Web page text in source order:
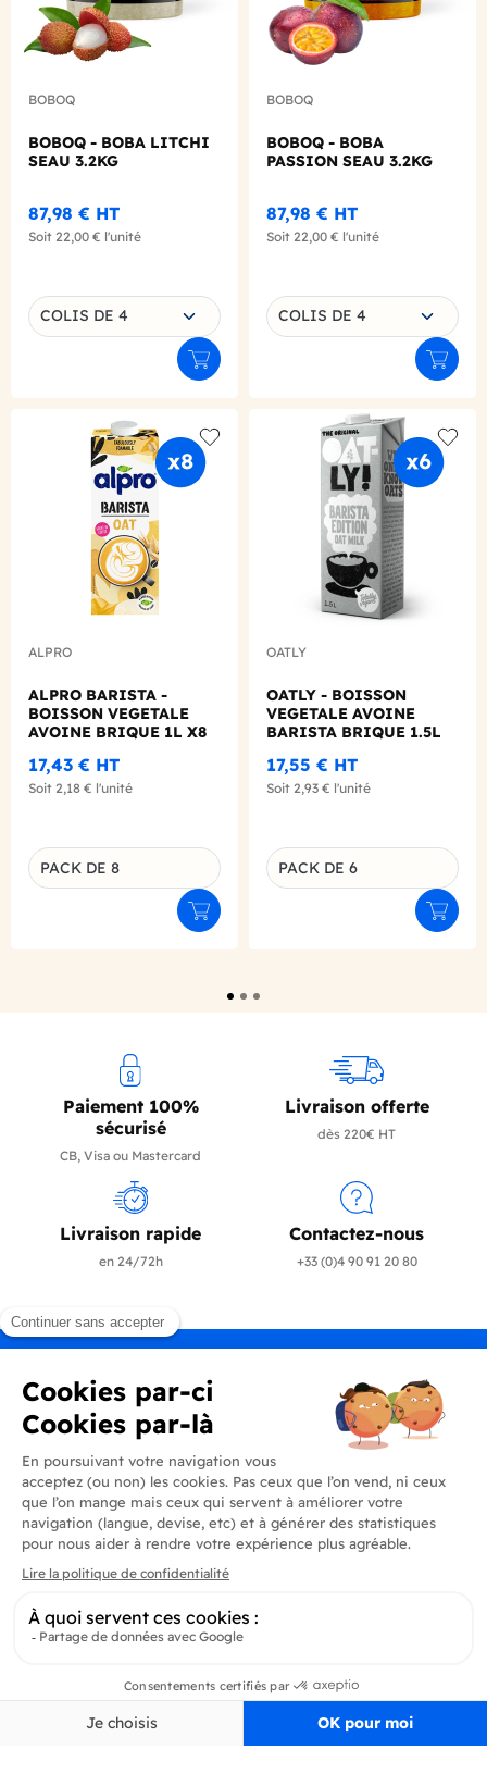
BOBOQ
BOBOQ - BOBA LITCHI
SEAU 3.2KG
87,98 € HT
Soit 22,00 € l'unité
Choisissez une déclinaison
COLIS DE 4
Ajouter au panier
BOBOQ
BOBOQ - BOBA
PASSION SEAU 3.2KG
87,98 € HT
Soit 22,00 € l'unité
Choisissez une déclinaison
COLIS DE 4
Add to wishlist
ALPRO
ALPRO BARISTA -
BOISSON VEGETALE
AVOINE BRIQUE 1L X8
17,43 € HT
Soit 2,18 € l'unité
Déclinaison du produit
PACK DE 8
Ajouter au panier
Add
OATLY
OATLY - BOISSON
VEGETALE AVOINE
BARISTA BRIQUE 1.5L
17,55 € HT
Soit 2,93 € l'unité
Déclinaison du produit
PACK DE 6
Paiement 100%
sécurisé
CB, Visa ou Mastercard
Livraison offerte
dès 220€ HT
Livraison rapide
en 24/72h
Contactez-nous
+33 (0)4 90 91 20 80
Produits
En savoir plus